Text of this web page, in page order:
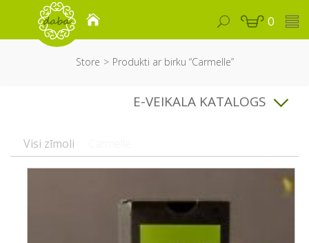
0
Store Produkti ar birku “Carmelle”
E-VEIKALA KATALOGS
Visi zīmoli